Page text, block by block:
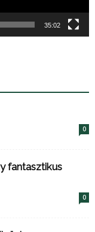
35:02
0
fantasztikus
0